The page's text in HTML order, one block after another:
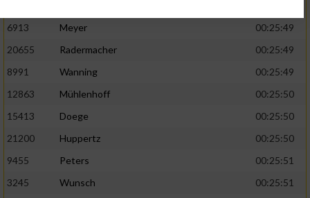
6913
Meyer
00:25:49
20655
Radermacher
00:25:49
8991
Wanning
00:25:49
12863
Mühlenhoff
00:25:50
15413
Doege
00:25:50
21200
Huppertz
00:25:50
9455
Peters
00:25:51
3245
Wunsch
00:25:51
Website/App.
Partnerliste anzeigen (1 IAB-Anbieter)
Wir nutzen Ihre Daten für folgende Zwecke:
Speichern von oder Zugriff auf Informationen
auf einem Endgerät
von Werbeanzeigen